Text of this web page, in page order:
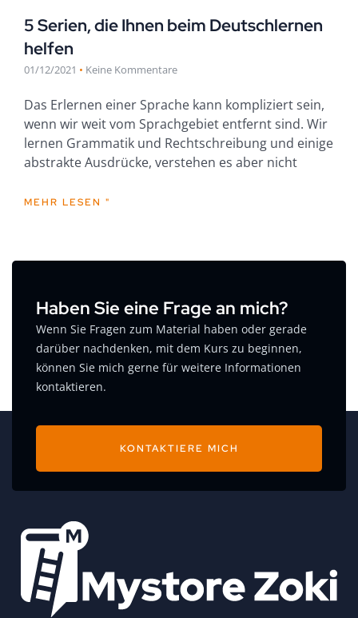
5 Serien, die Ihnen beim Deutschlernen
helfen
01/12/2021 Keine Kommentare
Das Erlernen einer Sprache kann kompliziert sein,
wenn wir weit vom Sprachgebiet entfernt sind. Wir
lernen Grammatik und Rechtschreibung und einige
abstrakte Ausdrücke, verstehen es aber nicht
MEHR LESEN "
Haben Sie eine Frage an mich?
Wenn Sie Fragen zum Material haben oder gerade
darüber nachdenken, mit dem Kurs zu beginnen,
können Sie mich gerne für weitere Informationen
kontaktieren.
KONTAKTIERE MICH